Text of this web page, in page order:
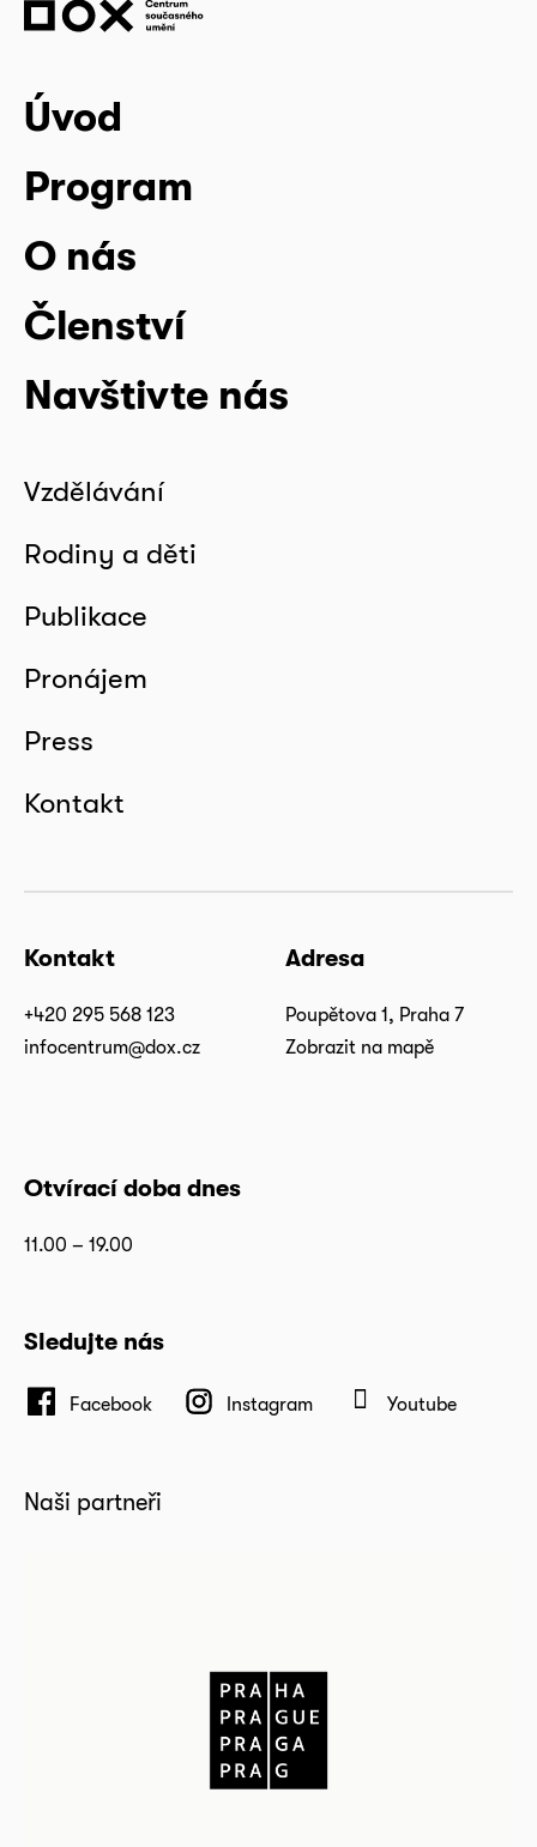
Úvod
Program
O nás
Členství
Navštivte nás
Vzdělávání
Rodiny a děti
Publikace
Pronájem
Press
Kontakt
Kontakt
+420 295 568 123
infocentrum@dox.cz
Adresa
Poupětova 1, Praha 7
Zobrazit na mapě
Otvírací doba dnes
11.00 – 19.00
Sledujte nás
Facebook Instagram Youtube
Naši partneři